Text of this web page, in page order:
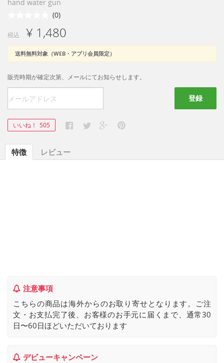
hand water gun
(0)
税込 ¥ 1,480
送料無料対象（WEB・アプリ会員限定）
販売時期が確定次第、メールにてお知らせします。
登録
いいね！ 505
特徴 レビュー
注意事項
こちらの商品は海外からのお取り寄せとなります。ご注
文・お支払完了後、お客様のお手元に届くまで、通常30
日〜60日ほどいただいております
デビューキャンペーン